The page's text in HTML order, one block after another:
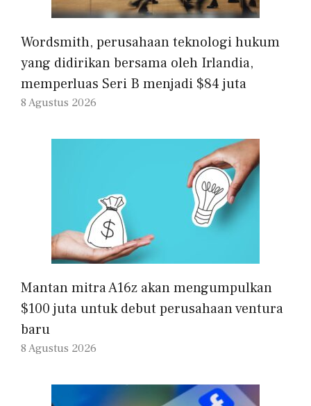
Wordsmith, perusahaan teknologi hukum
yang didirikan bersama oleh Irlandia,
memperluas Seri B menjadi $84 juta
8 Agustus 2026
Mantan mitra A16z akan mengumpulkan
$100 juta untuk debut perusahaan ventura
baru
8 Agustus 2026